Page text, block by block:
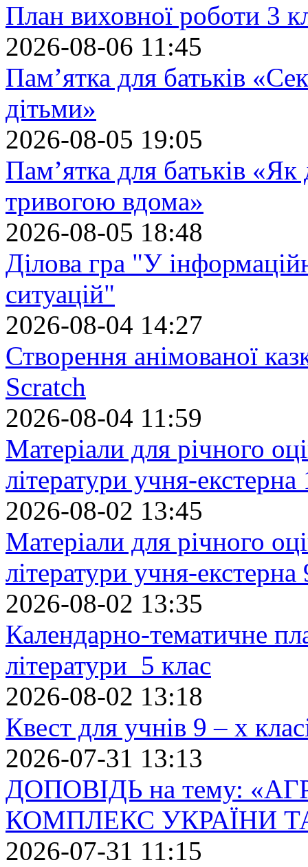
План виховної роботи 3
2026-08-06 11:45
Пам’ятка для батьків
дітьми»
2026-08-05 19:05
Пам’ятка для батьків
тривогою вдома»
2026-08-05 18:48
Ділова гра "У
ситуацій"
2026-08-04 14:27
Створення анімованої
Scratch
2026-08-04 11:59
Матеріали для річного
літератури учня-екстерна
2026-08-02 13:45
Матеріали для річного
літератури учня-екстерна
2026-08-02 13:35
Календарно-тематичне
літератури 5 клас
2026-08-02 13:18
Квест для учнів 9 – х
2026-07-31 13:13
ДОПОВІДЬ на тему:
КОМПЛЕКС УКРАЇНИ
2026-07-31 11:15